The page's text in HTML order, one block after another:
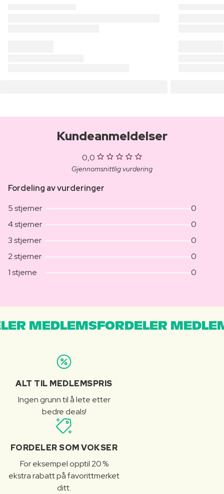
Kundeanmeldelser
0,0
Gjennomsnittlig vurdering
Fordeling av vurderinger
5 stjerner
0
4 stjerner
0
3 stjerner
0
2 stjerner
0
1 stjerne
0
MEDLEMSFORDELER
ALT TIL MEDLEMSPRIS
Ingen grunn til å lete etter
bedre deals!
FORDELER SOM VOKSER
For eksempel opptil 20 %
ekstra rabatt på favorittmerket
ditt.